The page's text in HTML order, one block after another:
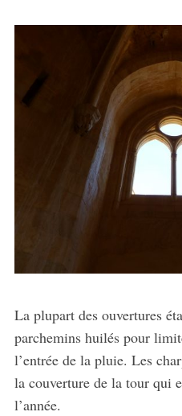
La plupart des ouvertures
parchemins huilés pour
l’entrée de la pluie. Les
la couverture de la tour qui
l’année.